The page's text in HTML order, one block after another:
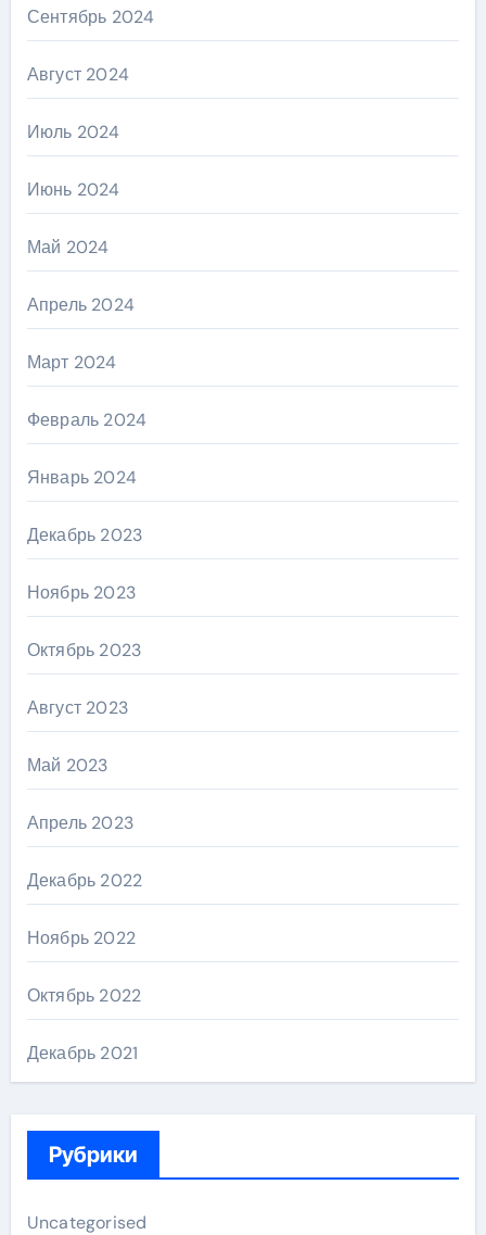
Сентябрь 2024
Август 2024
Июль 2024
Июнь 2024
Май 2024
Апрель 2024
Март 2024
Февраль 2024
Январь 2024
Декабрь 2023
Ноябрь 2023
Октябрь 2023
Август 2023
Май 2023
Апрель 2023
Декабрь 2022
Ноябрь 2022
Октябрь 2022
Декабрь 2021
Рубрики
Uncategorised